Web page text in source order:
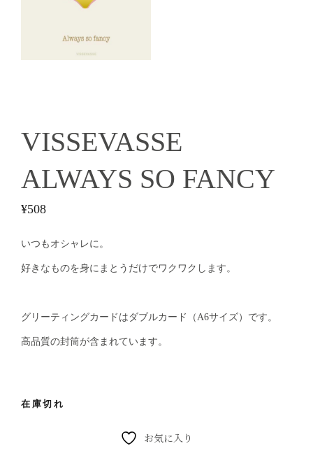
VISSEVASSE
ALWAYS SO FANCY
¥508
いつもオシャレに。
好きなものを身にまとうだけでワクワクします。
グリーティングカードはダブルカード（A6サイズ）です。
高品質の封筒が含まれています。
在庫切れ
お気に入り